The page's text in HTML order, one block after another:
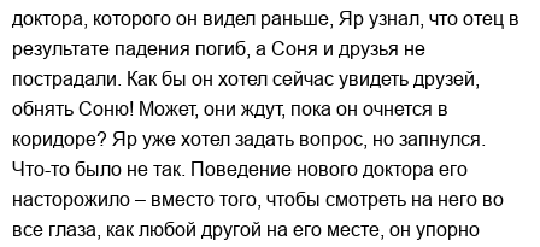
доктора, которого он видел раньше, Яр узнал, что отец в
результате падения погиб, а Соня и друзья не
пострадали. Как бы он хотел сейчас увидеть друзей,
обнять Соню! Может, они ждут, пока он очнется в
коридоре? Яр уже хотел задать вопрос, но запнулся.
Что-то было не так. Поведение нового доктора его
насторожило – вместо того, чтобы смотреть на него во
все глаза, как любой другой на его месте, он упорно